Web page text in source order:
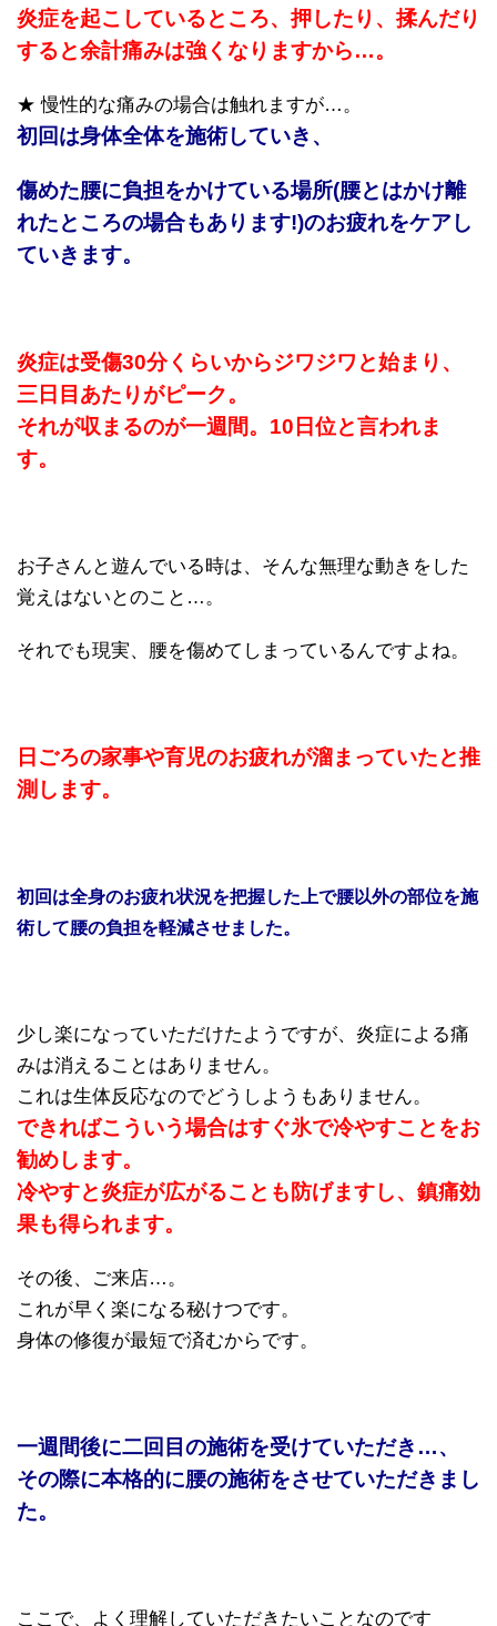
炎症を起こしているところ、押したり、揉んだり
すると余計痛みは強くなりますから…。
★ 慢性的な痛みの場合は触れますが…。
初回は身体全体を施術していき、
傷めた腰に負担をかけている場所(腰とはかけ離
れたところの場合もあります!)のお疲れをケアし
ていきます。
炎症は受傷30分くらいからジワジワと始まり、
三日目あたりがピーク。
それが収まるのが一週間。10日位と言われま
す。
お子さんと遊んでいる時は、そんな無理な動きをした
覚えはないとのこと…。
それでも現実、腰を傷めてしまっているんですよね。
日ごろの家事や育児のお疲れが溜まっていたと推
測します。
初回は全身のお疲れ状況を把握した上で腰以外の部位を施
術して腰の負担を軽減させました。
少し楽になっていただけたようですが、炎症による痛
みは消えることはありません。
これは生体反応なのでどうしようもありません。
できればこういう場合はすぐ氷で冷やすことをお
勧めします。
冷やすと炎症が広がることも防げますし、鎮痛効
果も得られます。
その後、ご来店…。
これが早く楽になる秘けつです。
身体の修復が最短で済むからです。
一週間後に二回目の施術を受けていただき…、
その際に本格的に腰の施術をさせていただきまし
た。
ここで、よく理解していただきたいことなのです